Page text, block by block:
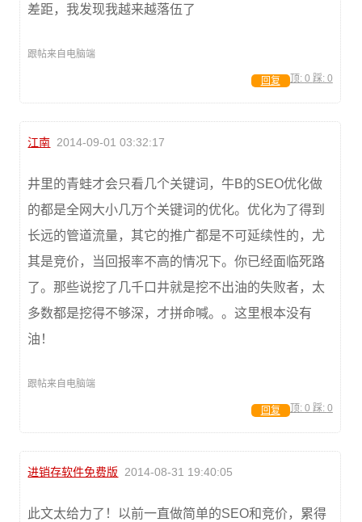
差距，我发现我越来越落伍了
跟帖来自电脑端
顶: 0 踩: 0
回复
江南 2014-09-01 03:32:17
井里的青蛙才会只看几个关键词，牛B的SEO优化做
的都是全网大小几万个关键词的优化。优化为了得到
长远的管道流量，其它的推广都是不可延续性的，尤
其是竞价，当回报率不高的情况下。你已经面临死路
了。那些说挖了几千口井就是挖不出油的失败者，太
多数都是挖得不够深，才拼命喊。。这里根本没有
油！
跟帖来自电脑端
顶: 0 踩: 0
回复
进销存软件免费版 2014-08-31 19:40:05
此文太给力了！以前一直做简单的SEO和竞价，累得